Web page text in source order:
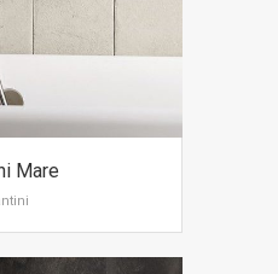
Mare